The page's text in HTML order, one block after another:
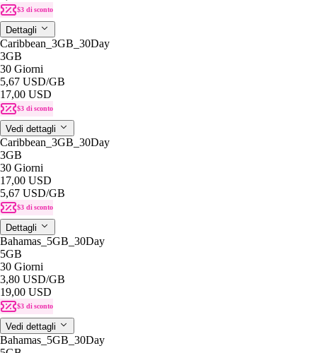
$3 di sconto
Dettagli
Caribbean_3GB_30Day
3GB
30 Giorni
5,67 USD/GB
17,00 USD
$3 di sconto
Vedi dettagli
Caribbean_3GB_30Day
3GB
30 Giorni
17,00 USD
5,67 USD/GB
$3 di sconto
Dettagli
Bahamas_5GB_30Day
5GB
30 Giorni
3,80 USD/GB
19,00 USD
$3 di sconto
Vedi dettagli
Bahamas_5GB_30Day